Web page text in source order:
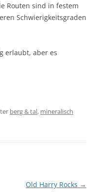
Routen sind in festem
Schwierigkeitsgraden
erlaubt, aber es
berg & tal, mineralisch
Old Harry Rocks →